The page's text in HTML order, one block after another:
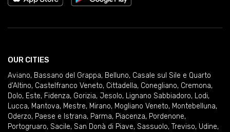
OUR CITIES
Aviano, Bassano del Grappa, Belluno, Casale sul Sile e Quarto
d'Altino, Castelfranco Veneto, Cittadella, Conegliano, Cremona,
Dolo, Este, Fidenza, Gorizia, Jesolo, Lignano Sabbiadoro, Lodi,
Lucca, Mantova, Mestre, Mirano, Mogliano Veneto, Montebelluna,
Oderzo, Paese e Istrana, Parma, Piacenza, Pordenone,
Portogruaro, Sacile, San Donà di Piave, Sassuolo, Treviso, Udine,